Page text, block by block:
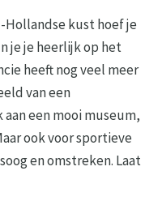
Hollandse kust hoef je
je je heerlijk op het
heeft nog veel meer
van een
een mooi museum,
ook voor sportieve
en omstreken. Laat